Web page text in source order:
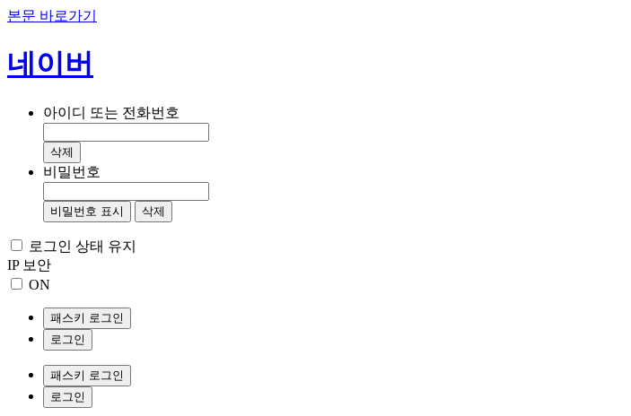
본문 바로가기
네이버
아이디 또는 전화번호
삭제
비밀번호
비밀번호 표시 삭제
로그인 상태 유지
IP 보안
ON
패스키 로그인
로그인
패스키 로그인
로그인